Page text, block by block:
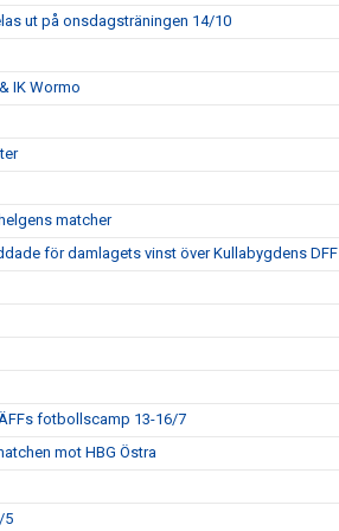
ut på onsdagsträningen 14/10
IK Wormo
matcher
för damlagets vinst över Kullabygdens DFF
fotbollscamp 13-16/7
mot HBG Östra
5